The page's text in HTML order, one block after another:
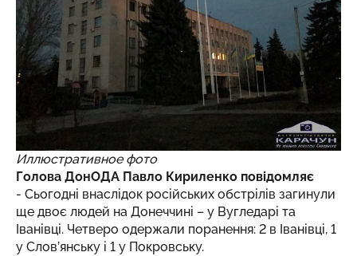
Иллюстративное фото
Голова ДонОДА Павло Кириленко повідомляє
- Сьогодні внаслідок російських обстрілів загинули
ще двоє людей на Донеччині – у Вугледарі та
Іванівці. Четверо одержали поранення: 2 в Іванівці, 1
у Слов’янську і 1 у Покровську.